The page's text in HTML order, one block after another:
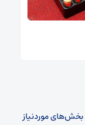
بخش‌های موردنیاز